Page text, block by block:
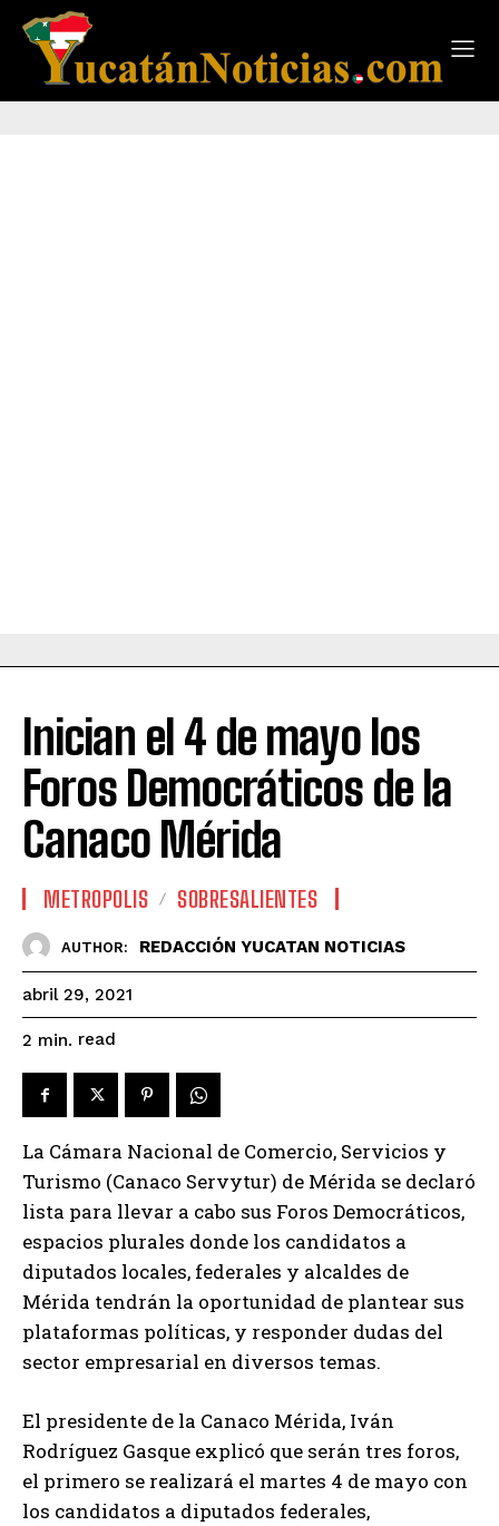
Inician el 4 de mayo los
Foros Democráticos de la
Canaco Mérida
METROPOLIS SOBRESALIENTES
AUTHOR: REDACCIÓN YUCATAN NOTICIAS
abril 29, 2021
2 min. read
La Cámara Nacional de Comercio, Servicios y
Turismo (Canaco Servytur) de Mérida se declaró
lista para llevar a cabo sus Foros Democráticos,
espacios plurales donde los candidatos a
diputados locales, federales y alcaldes de
Mérida tendrán la oportunidad de plantear sus
plataformas políticas, y responder dudas del
sector empresarial en diversos temas.
El presidente de la Canaco Mérida, Iván
Rodríguez Gasque explicó que serán tres foros,
el primero se realizará el martes 4 de mayo con
los candidatos a diputados federales,